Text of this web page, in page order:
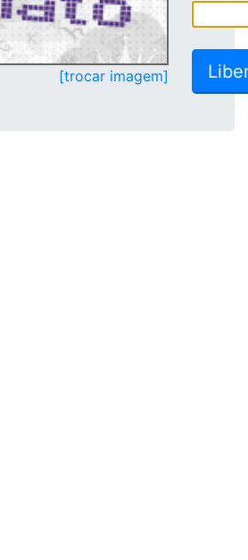
[trocar imagem]